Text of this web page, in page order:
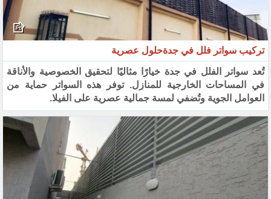
تركيب سواتر فلل في جدةحلول عصرية
تُعد سواتر الفلل في جدة خيارًا مثاليًا لتحقيق الخصوصية والأناقة
في المساحات الخارجية للمنازل. توفر هذه السواتر حماية من
العوامل الجوية وتُضفي لمسة جمالية عصرية على الفيلا.